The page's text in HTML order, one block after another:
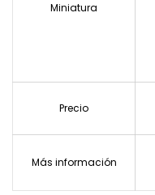
Miniatura
Precio
Más información